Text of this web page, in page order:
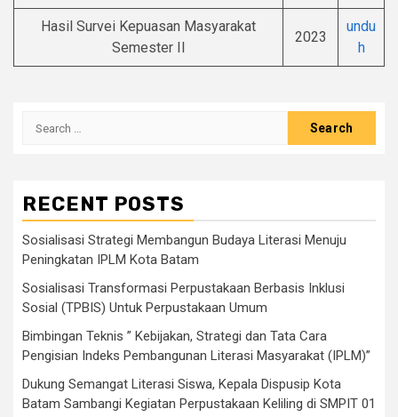
Hasil Survei Kepuasan Masyarakat
Semester II
2023
undu
h
Search
RECENT POSTS
Sosialisasi Strategi Membangun Budaya Literasi Menuju
Peningkatan IPLM Kota Batam
Sosialisasi Transformasi Perpustakaan Berbasis Inklusi
Sosial (TPBIS) Untuk Perpustakaan Umum
Bimbingan Teknis ” Kebijakan, Strategi dan Tata Cara
Pengisian Indeks Pembangunan Literasi Masyarakat (IPLM)”
Dukung Semangat Literasi Siswa, Kepala Dispusip Kota
Batam Sambangi Kegiatan Perpustakaan Keliling di SMPIT 01